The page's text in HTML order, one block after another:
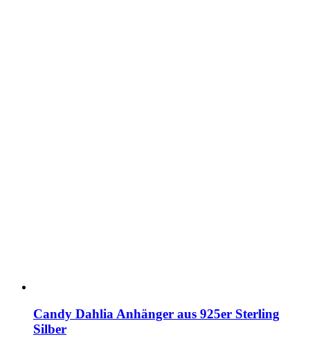
Candy Dahlia Anhänger aus 925er Sterling
Silber